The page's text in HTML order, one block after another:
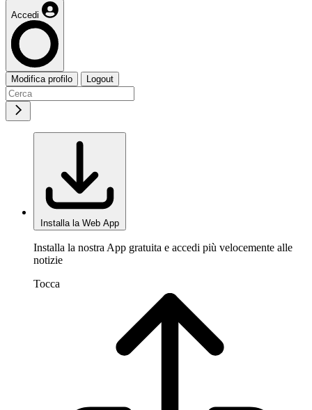
Accedi
Modifica profilo Logout
Installa la Web App
Installa la nostra App gratuita e accedi più velocemente alle
notizie
Tocca